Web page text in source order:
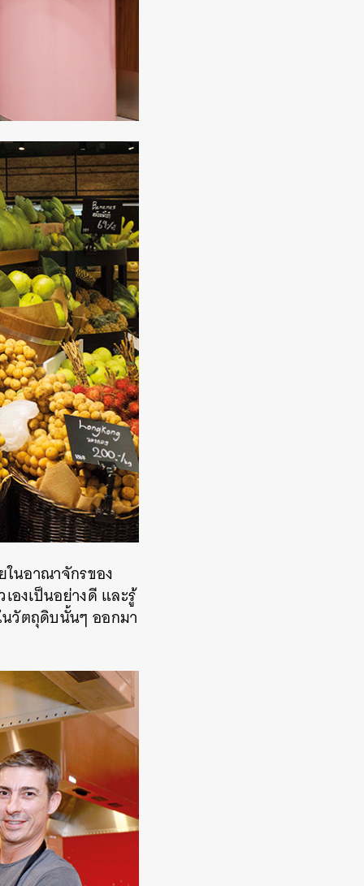
นอาณาจักรของ
องเป็นอย่างดี และรู้
นวัตถุดิบนั้นๆ ออกมา